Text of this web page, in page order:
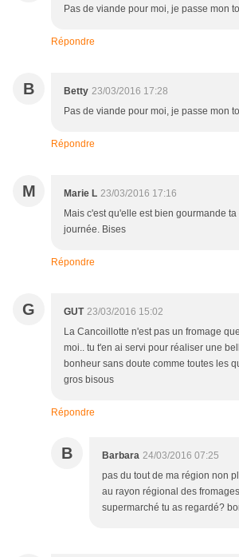
Pas de viande pour moi, je passe mon
Répondre
B Betty 23/03/2016 17:28
Pas de viande pour moi, je passe mon
Répondre
M Marie L 23/03/2016 17:16
Mais c'est qu'elle est bien gourmande
journée. Bises
Répondre
G GUT 23/03/2016 15:02
La Cancoillotte n'est pas un fromage
moi.. tu t'en ai servi pour réaliser une
bonheur sans doute comme toutes les
gros bisous
Répondre
B Barbara 24/03/2016 07:25
pas du tout de ma région non
au rayon régional des
supermarché tu as regardé?